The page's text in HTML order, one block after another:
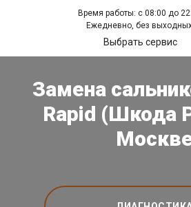
Время работы: с 08:00 до
Ежедневно, без
Выбрать сервис
Замена
Rapid (Шкода